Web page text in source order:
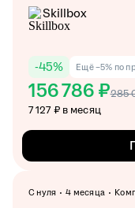
Skillbox
-45% Ещё −5% по
156 786 ₽285
7 127 ₽ в месяц
С нуля 4 месяца